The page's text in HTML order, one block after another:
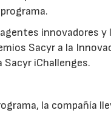
innovadores y
Sacyr a la
iChallenges.
la compañía